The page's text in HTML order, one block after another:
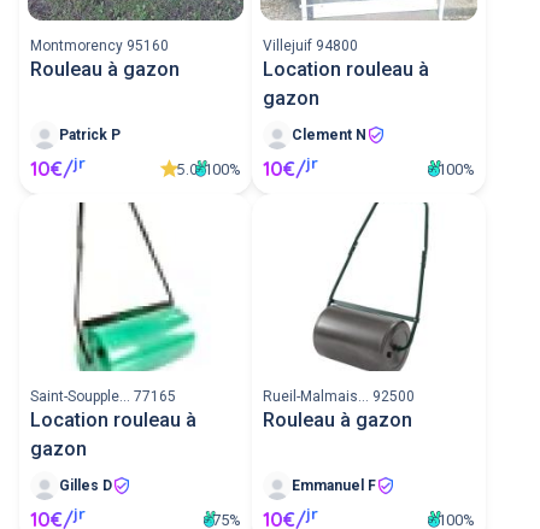
Montmorency 95160
Rouleau à gazon
Patrick P
10€/jr 5.0 100%
Villejuif 94800
Location rouleau à
gazon
Clement N
10€/jr 100%
Saint-Soupple... 77165
Location rouleau à
gazon
Gilles D
10€/jr 75%
Rueil-Malmais... 92500
Rouleau à gazon
Emmanuel F
10€/jr 100%